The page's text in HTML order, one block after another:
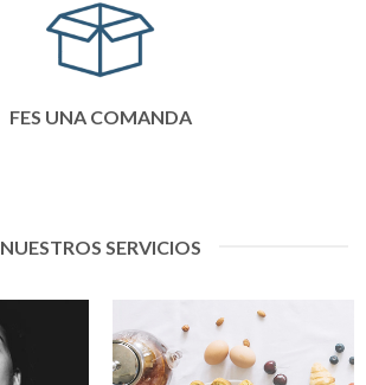
FES UNA COMANDA
NUESTROS SERVICIOS